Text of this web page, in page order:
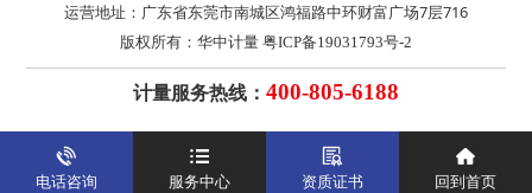
运营地址：广东省东莞市南城区鸿福路中环财富广场7层716
版权所有：华中计量 粤ICP备19031793号-2
计量服务热线： 400-805-6188
电话咨询 服务中心 资质证书 回到首页